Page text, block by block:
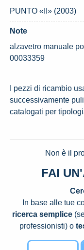
PUNTO «II» (2003)
Note
alzavetro manuale
00033359
I pezzi di ricambio
successivamente
catalogati per
Non è il
FAI
In base alle tue
ricerca semplice
professionisti) o